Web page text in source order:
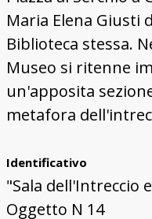
Maria Elena Giusti
Biblioteca stessa.
Museo si ritenne
un'apposita
metafora
Identificativo
"Sala dell'Intreccio
Oggetto N 14